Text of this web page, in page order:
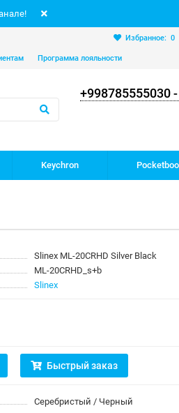
Избранное: 0
Программа лояльности
+998785555030
Keychron
Slinex ML-20CRHD Silver Black
ML-20CRHD_s+b
Slinex
Быстрый заказ
Серебристый / Черный